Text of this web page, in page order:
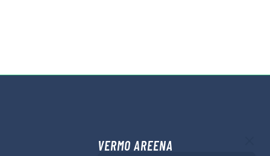
VERMO AREENA